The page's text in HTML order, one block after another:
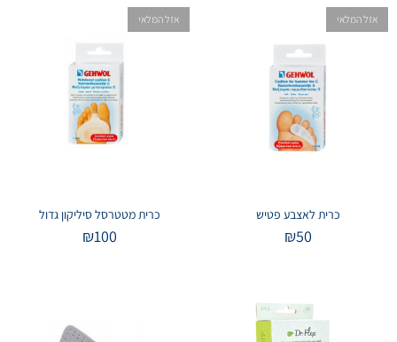
אזל המלאי
כרית לאצבע פטיש
₪50
אזל המלאי
כרית מטטרסל סיליקון גדול
₪100